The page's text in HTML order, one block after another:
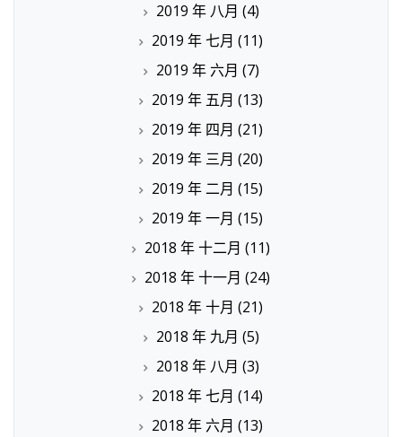
2019 年 八月 (4)
2019 年 七月 (11)
2019 年 六月 (7)
2019 年 五月 (13)
2019 年 四月 (21)
2019 年 三月 (20)
2019 年 二月 (15)
2019 年 一月 (15)
2018 年 十二月 (11)
2018 年 十一月 (24)
2018 年 十月 (21)
2018 年 九月 (5)
2018 年 八月 (3)
2018 年 七月 (14)
2018 年 六月 (13)